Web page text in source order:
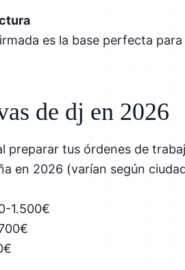
es la base perfecta
de dj en 2026
preparar tus órdenes de
en 2026 (varían según
1.500€